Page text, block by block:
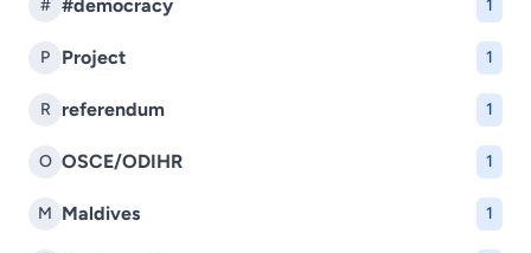
# #democracy 1
P Project 1
R referendum 1
O OSCE/ODIHR 1
M Maldives 1